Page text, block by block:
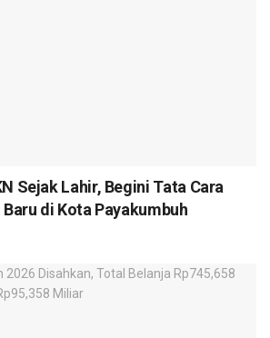
Sejak Lahir, Begini Tata Cara
di Kota Payakumbuh